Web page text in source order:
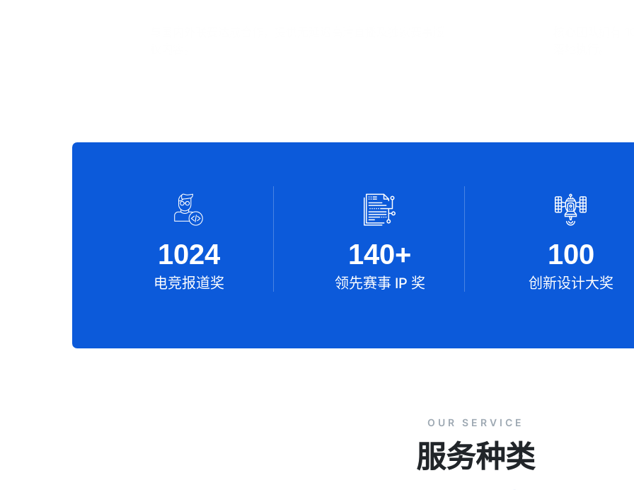
1024
电竞报道奖
140+
领先赛事 IP 奖
100
创新设计大奖
OUR SERVICE
服务种类